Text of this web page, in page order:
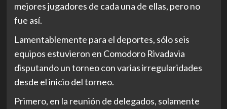
mejores jugadores de cada una de ellas, pero no
fue así.
Lamentablemente para el deportes, sólo seis
equipos estuvieron en Comodoro Rivadavia
disputando un torneo con varias irregularidades
desde el inicio del torneo.
Primero, en la reunión de delegados, solamente